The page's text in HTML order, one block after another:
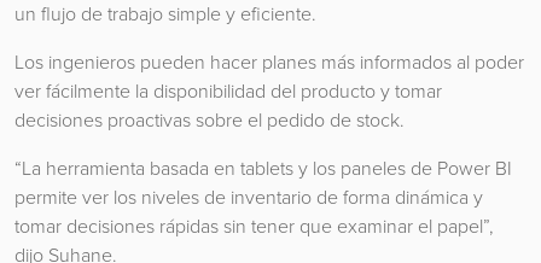
un flujo de trabajo simple y eficiente.
Los ingenieros pueden hacer planes más informados al poder
ver fácilmente la disponibilidad del producto y tomar
decisiones proactivas sobre el pedido de stock.
“La herramienta basada en tablets y los paneles de Power BI
permite ver los niveles de inventario de forma dinámica y
tomar decisiones rápidas sin tener que examinar el papel”,
dijo Suhane.